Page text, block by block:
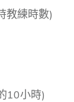
教練時數)
10小時)